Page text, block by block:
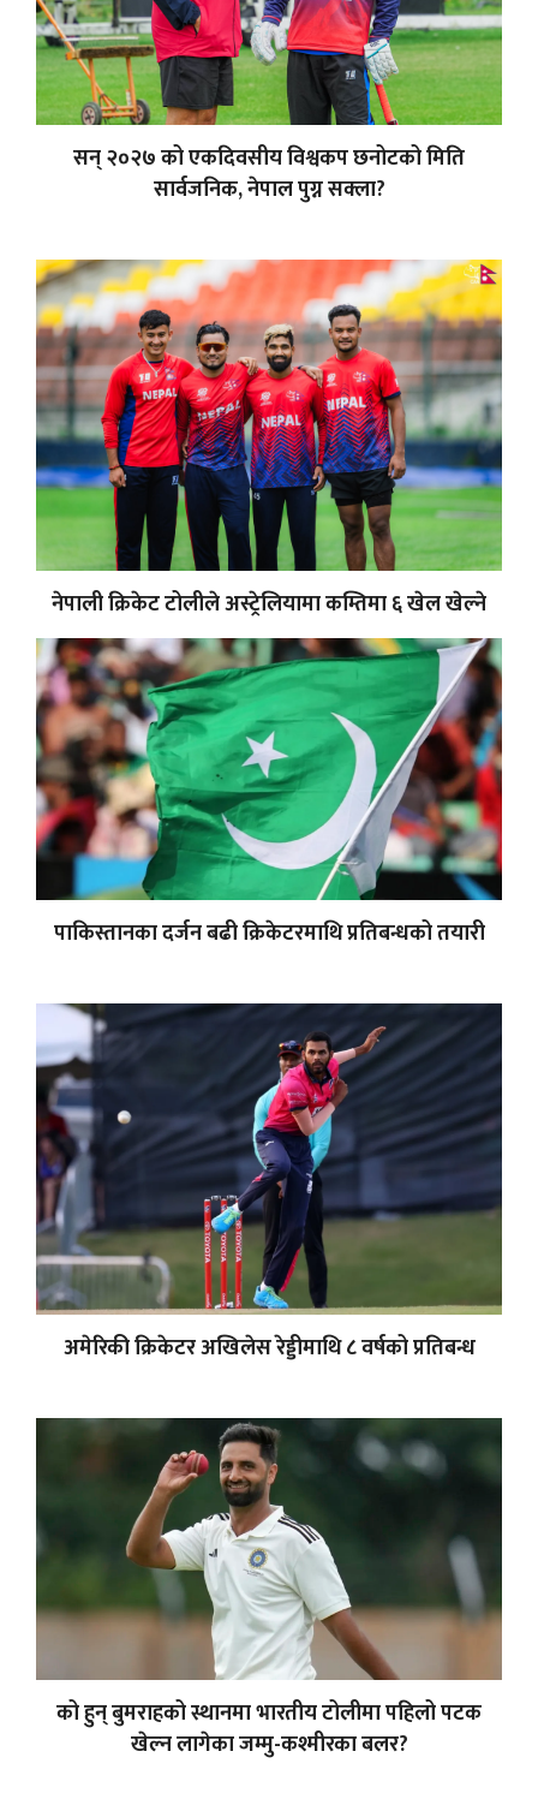
सन् २०२७ को एकदिवसीय विश्वकप छनोटको मिति
सार्वजनिक, नेपाल पुग्न सक्ला?
नेपाली क्रिकेट टोलीले अस्ट्रेलियामा कम्तिमा ६ खेल खेल्ने
पाकिस्तानका दर्जन बढी क्रिकेटरमाथि प्रतिबन्धको तयारी
अमेरिकी क्रिकेटर अखिलेस रेड्डीमाथि ८ वर्षको प्रतिबन्ध
को हुन् बुमराहको स्थानमा भारतीय टोलीमा पहिलो पटक
खेल्न लागेका जम्मु-कश्मीरका बलर?